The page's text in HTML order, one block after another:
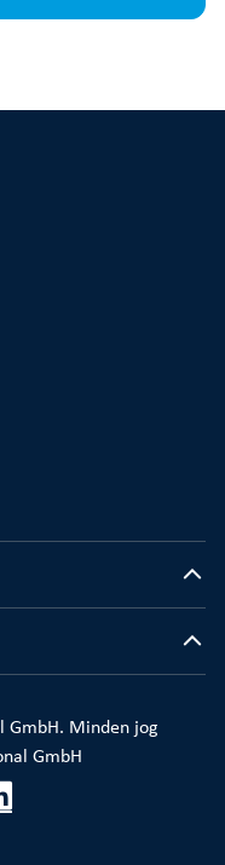
GmbH. Minden jog
GmbH